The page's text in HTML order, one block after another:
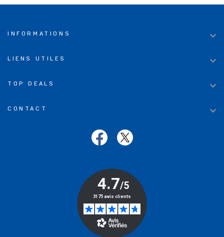
INFORMATIONS 
LIENS UTILES 
TOP DEALS 
CONTACT 